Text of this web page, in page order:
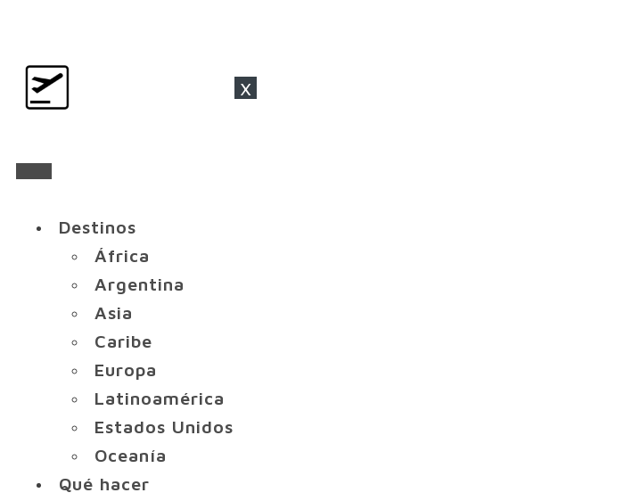
x
Destinos
África
Argentina
Asia
Caribe
Europa
Latinoamérica
Estados Unidos
Oceanía
Qué hacer